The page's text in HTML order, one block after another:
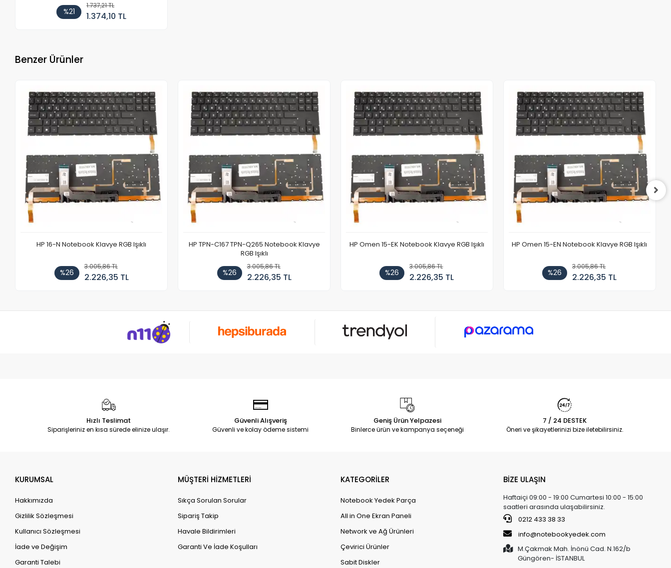
%21
1.737,21 TL
1.374,10 TL
Benzer Ürünler
HP 16-N Notebook Klavye RGB Işıklı
%26
3.005,86 TL
2.226,35 TL
HP TPN-C167 TPN-Q265 Notebook Klavye
RGB Işıklı
%26
3.005,86 TL
2.226,35 TL
HP Omen 15-EK Notebook Klavye RGB Işıklı
%26
3.005,86 TL
2.226,35 TL
HP Omen 15-EN Notebook Klavye RGB Işıklı
%26
3.005,86 TL
2.226,35 TL
Hızlı Teslimat
Siparişleriniz en kısa sürede elinize ulaşır.
Güvenli Alışveriş
Güvenli ve kolay ödeme sistemi
Geniş Ürün Yelpazesi
Binlerce ürün ve kampanya seçeneği
7 / 24 DESTEK
Öneri ve şikayetlerinizi bize iletebilirsiniz.
KURUMSAL
Hakkımızda
Gizlilik Sözleşmesi
Kullanıcı Sözleşmesi
İade ve Değişim
Garanti Talebi
MÜŞTERİ HİZMETLERİ
Sıkça Sorulan Sorular
Sipariş Takip
Havale Bildirimleri
Garanti Ve İade Koşulları
KATEGORİLER
Notebook Yedek Parça
All in One Ekran Paneli
Network ve Ağ Ürünleri
Çevirici Ürünler
Sabit Diskler
BİZE ULAŞIN
Haftaiçi 09:00 - 19:00 Cumartesi 10:00 - 15:00
saatleri arasında ulaşabilirsiniz.
0212 433 38 33
info@notebookyedek.com
M.Çakmak Mah. İnönü Cad. N.162/b
Güngören- İSTANBUL